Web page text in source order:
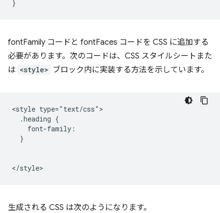
}
fontFamily コードと fontFaces コードを CSS に追加する
必要があります。次のコードは、CSS スタイルシートまた
は <style> ブロック内に実装する方法を示しています。
<style type="text/css">
  .heading {
    font-family:
  }
生成される CSS は次のようになります。